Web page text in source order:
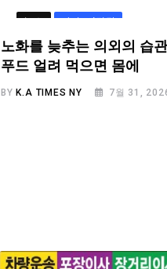
뉴스 라이프/건강
노화를 늦추는 의외의 습
푸드 얼려 먹으면 몸에
BYK.A TIMES NY 7월 31,